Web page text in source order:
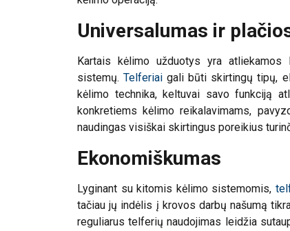
Universalumas ir
Kartais kėlimo užduotys yra atliekamos
sistemų.Telferiai gali būti skirtingų tipų,
kėlimo technika, keltuvai savo funkciją
konkretiems kėlimo reikalavimams,
naudingas visiškai skirtingus poreikius
Ekonomiškumas
Lyginant su kitomis kėlimo sistemomis, t
tačiau jų indėlis į krovos darbų našumą
reguliarus telferių naudojimas leidžia